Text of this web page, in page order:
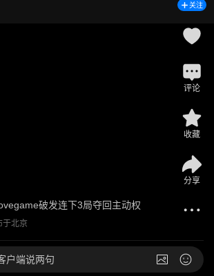
破发连下3局夺回主动权
于北京
关注
评论
收藏
分享
户端说两句